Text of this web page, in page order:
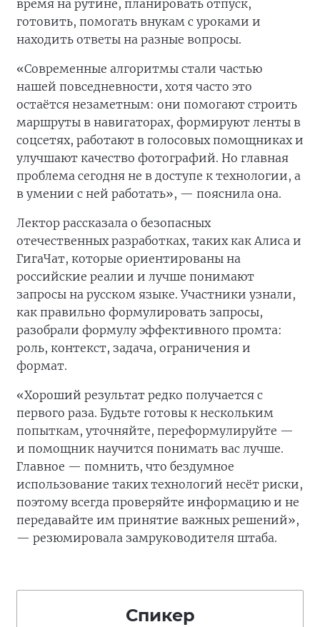
время на рутине, планировать отпуск,
готовить, помогать внукам с уроками и
находить ответы на разные вопросы.
«Современные алгоритмы стали частью
нашей повседневности, хотя часто это
остаётся незаметным: они помогают строить
маршруты в навигаторах, формируют ленты в
соцсетях, работают в голосовых помощниках и
улучшают качество фотографий. Но главная
проблема сегодня не в доступе к технологии, а
в умении с ней работать», — пояснила она.
Лектор рассказала о безопасных
отечественных разработках, таких как Алиса и
ГигаЧат, которые ориентированы на
российские реалии и лучше понимают
запросы на русском языке. Участники узнали,
как правильно формулировать запросы,
разобрали формулу эффективного промта:
роль, контекст, задача, ограничения и
формат.
«Хороший результат редко получается с
первого раза. Будьте готовы к нескольким
попыткам, уточняйте, переформулируйте —
и помощник научится понимать вас лучше.
Главное — помнить, что бездумное
использование таких технологий несёт риски,
поэтому всегда проверяйте информацию и не
передавайте им принятие важных решений»,
— резюмировала замруководителя штаба.
Спикер